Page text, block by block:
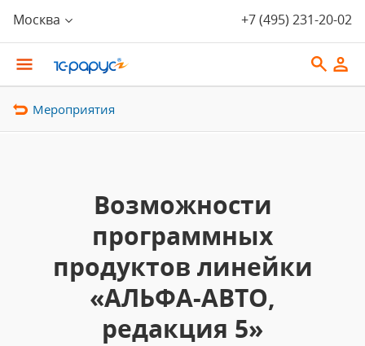
Москва +7 (495) 231-20-02
Мероприятия
Возможности
программных
продуктов линейки
«АЛЬФА-АВТО,
редакция 5»